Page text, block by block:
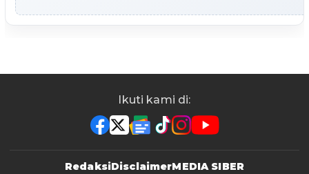
Ikuti kami di:
RedaksiDisclaimerMEDIA SIBER